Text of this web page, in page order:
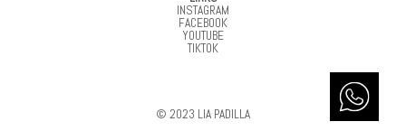
INSTAGRAM
FACEBOOK
YOUTUBE
TIKTOK
© 2023 LIA PADILLA